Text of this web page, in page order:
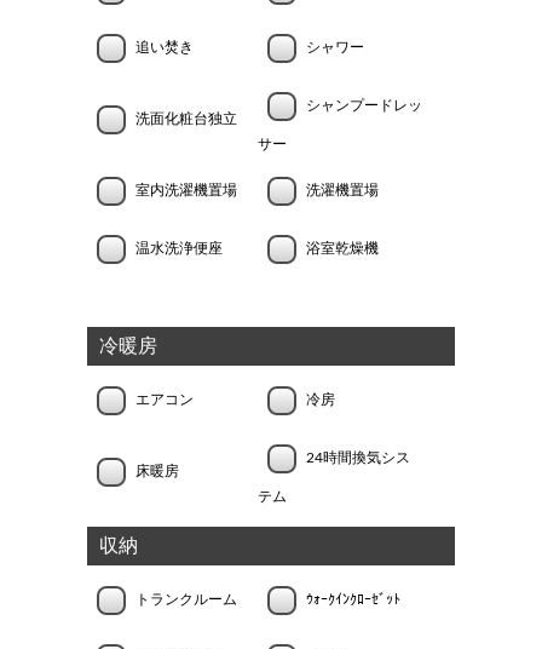
追い焚き シャワー
洗面化粧台独立
シャンプードレッ
サー
室内洗濯機置場 洗濯機置場
温水洗浄便座 浴室乾燥機
冷暖房
エアコン 冷房
床暖房
24時間換気シス
テム
収納
トランクルーム ｳｫｰｸｲﾝｸﾛｰｾﾞｯﾄ